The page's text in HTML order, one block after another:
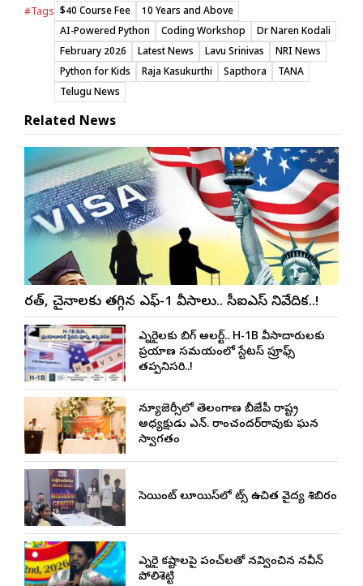
#Tags $40 Course Fee
10 Years and Above
AI-Powered Python
Coding Workshop
Dr Naren Kodali
February 2026
Latest News Lavu Srinivas
NRI News
Python for Kids
Raja Kasukurthi Sapthora
TANA
Telugu News
Related News
భారత్, చైనాలకు తగ్గిన ఎఫ్-1 వీసాలు.. సీఐఎస్ నివేదిక..!
ఎన్నారైలకు బిగ్ అలర్ట్.. H-1B వీసాదారులకు
ప్రయాణ సమయంలో స్టేటస్ ప్రూఫ్స్
తప్పనిసరి..!
న్యూజెర్సీలో తెలంగాణ బీజేపీ రాష్ట్ర
అధ్యక్షుడు ఎన్. రాంచందర్‌రావుకు ఘన
స్వాగతం
సెయింట్ లూయిస్‌లో నాట్స్ ఉచిత వైద్య శిబిరం
ఎన్నారై కష్టాలపై పంచ్‌లతో నవ్వించిన నవీన్
పోలిశెట్టి